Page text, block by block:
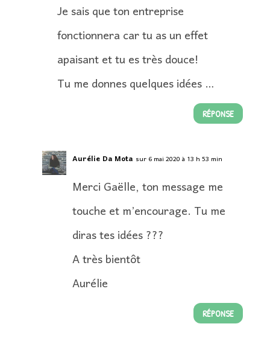
Je sais que ton entreprise
fonctionnera car tu as un effet
apaisant et tu es très douce!
Tu me donnes quelques idées …
RÉPONSE
Aurélie Da Mota sur 6 mai 2020 à 13 h 53 min
Merci Gaëlle, ton message me
touche et m’encourage. Tu me
diras tes idées ???
A très bientôt
Aurélie
RÉPONSE